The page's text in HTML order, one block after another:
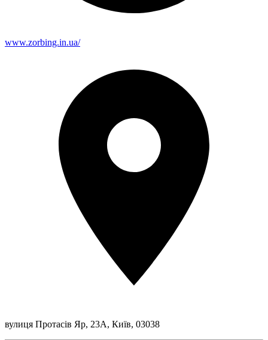
www.zorbing.in.ua/
вулиця Протасів Яр, 23А, Київ, 03038